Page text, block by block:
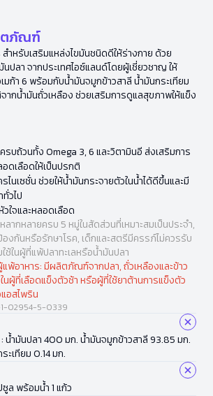
ตภัณฑ์
หรับเสริมแหล่งไขมันชนิดดีให้ร่างกาย ด้วย
ปลา จากประเทศไอซ์แลนด์โดยผู้เชี่ยวชาญ ให้
มก้า 6 พร้อมกับน้ำมันจมูกข้าวสาลี น้ำมันกระเทียม
ากน้ำมันถั่วเหลือง ช่วยเสริมการดูแลสุขภาพให้แข็ง
รบถ้วนทั้ง Omega 3, 6 และวิตามินอี ส่งเสริมการ
ดเลือดให้เป็นปรกติ
รไนเซชั่น ช่วยให้น้ำมันกระจายตัวในน้ำได้ดีขึ้นและมี
วไป
ใจและหลอดเลือด
ลากหลายครบ 5 หมู่ในสัดส่วนที่เหมาะสมเป็นประจำ,
องกันหรือรักษาโรค, เด็กและสตรีมีครรภ์ไม่ควรรับ
ช้ในผู้ที่แพ้ปลาทะเลหรือน้ำมันปลา
พ้อาหาร: มีผลิตภัณฑ์จากปลา, ถั่วเหลืองและข้าว
นผู้ที่เลือดแข็งตัวช้า หรือผู้ที่ใช้ยาต้านการแข็งตัว
อสไพริน
1-02954-5-0339
น้ำมันปลา 400 มก. น้ำมันจมูกข้าวสาลี 93.85 มก.
ะเทียม 0.14 มก.
ล พร้อมน้ำ 1 แก้ว